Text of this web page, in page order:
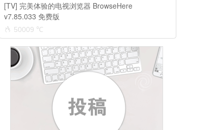
[TV] 完美体验的电视浏览器 BrowseHere
v7.85.033 免费版
50009 ℃